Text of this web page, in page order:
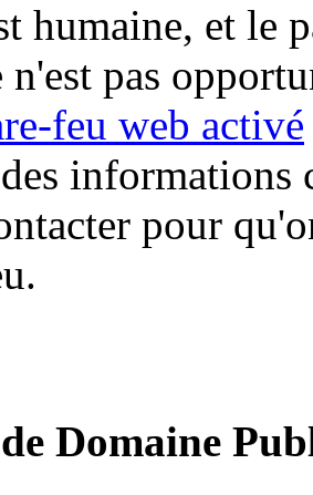
humaine, et le
n'est pas
feu web activé
informations
pour
Domaine